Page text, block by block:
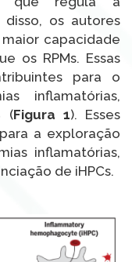
disso, os autores
capacidade
os RPMs. Essas
para o
inflamatórias,
(Figura 1). Esses
a exploração
inflamatórias,
de iHPCs.